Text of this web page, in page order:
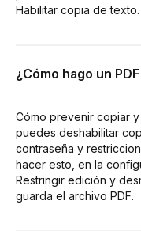
Habilitar copia de
¿Cómo hago un
Cómo prevenir copiar
puedes deshabilitar
contraseña y
hacer esto, en la
Restringir edición y
guarda el archivo PDF.